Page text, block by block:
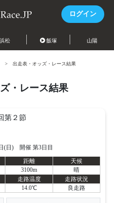
ログイン
浜松 飯塚 山陽
出走表・オッズ・レース結果
・レース結果
第２節
(日) 開催 第3日目
距離
天候
3100m
晴
走路温度
走路状況
14.0℃ 良走路